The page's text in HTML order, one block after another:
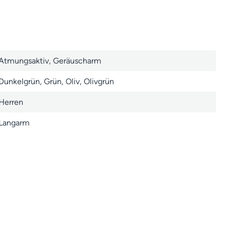
, Geräuscharm
, Grün, Oliv, Olivgrün